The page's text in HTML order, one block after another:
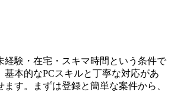
経験・在宅・スキマ時間という条件で
基本的なPCスキルと丁寧な対応があ
す。まずは登録と簡単な案件から、